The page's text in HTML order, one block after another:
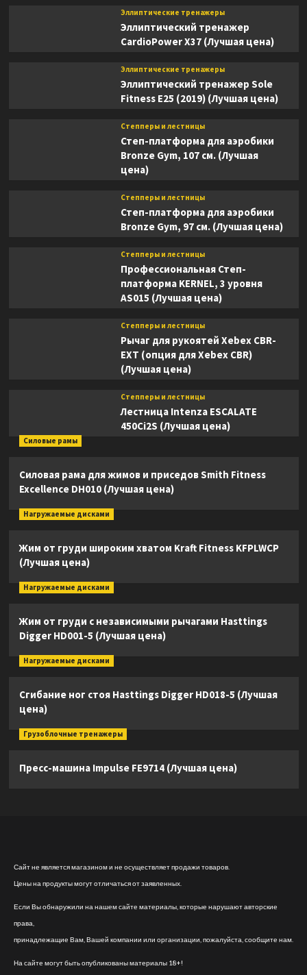
Эллиптические тренажеры
Эллиптический тренажер
CardioPower X37 (Лучшая цена)
Эллиптические тренажеры
Эллиптический тренажер Sole
Fitness E25 (2019) (Лучшая цена)
Степперы и лестницы
Степ-платформа для аэробики
Bronze Gym, 107 см. (Лучшая
цена)
Степперы и лестницы
Степ-платформа для аэробики
Bronze Gym, 97 см. (Лучшая цена)
Степперы и лестницы
Профессиональная Степ-
платформа KERNEL, 3 уровня
AS015 (Лучшая цена)
Степперы и лестницы
Рычаг для рукоятей Xebex CBR-
EXT (опция для Xebex CBR)
(Лучшая цена)
Степперы и лестницы
Лестница Intenza ESCALATE
450Ci2S (Лучшая цена)
Силовые рамы
Силовая рама для жимов и приседов Smith Fitness
Excellence DH010 (Лучшая цена)
Нагружаемые дисками
Жим от груди широким хватом Kraft Fitness KFPLWCP
(Лучшая цена)
Нагружаемые дисками
Жим от груди с независимыми рычагами Hasttings
Digger HD001-5 (Лучшая цена)
Нагружаемые дисками
Сгибание ног стоя Hasttings Digger HD018-5 (Лучшая
цена)
Грузоблочные тренажеры
Пресс-машина Impulse FE9714 (Лучшая цена)
Сайт не является магазином и не осуществляет продажи товаров.
Цены на продукты могут отличаться от заявленных.
Если Вы обнаружили на нашем сайте материалы, которые нарушают авторские
права,
принадлежащие Вам, Вашей компании или организации, пожалуйста, сообщите нам.
На сайте могут быть опубликованы материалы 18+!